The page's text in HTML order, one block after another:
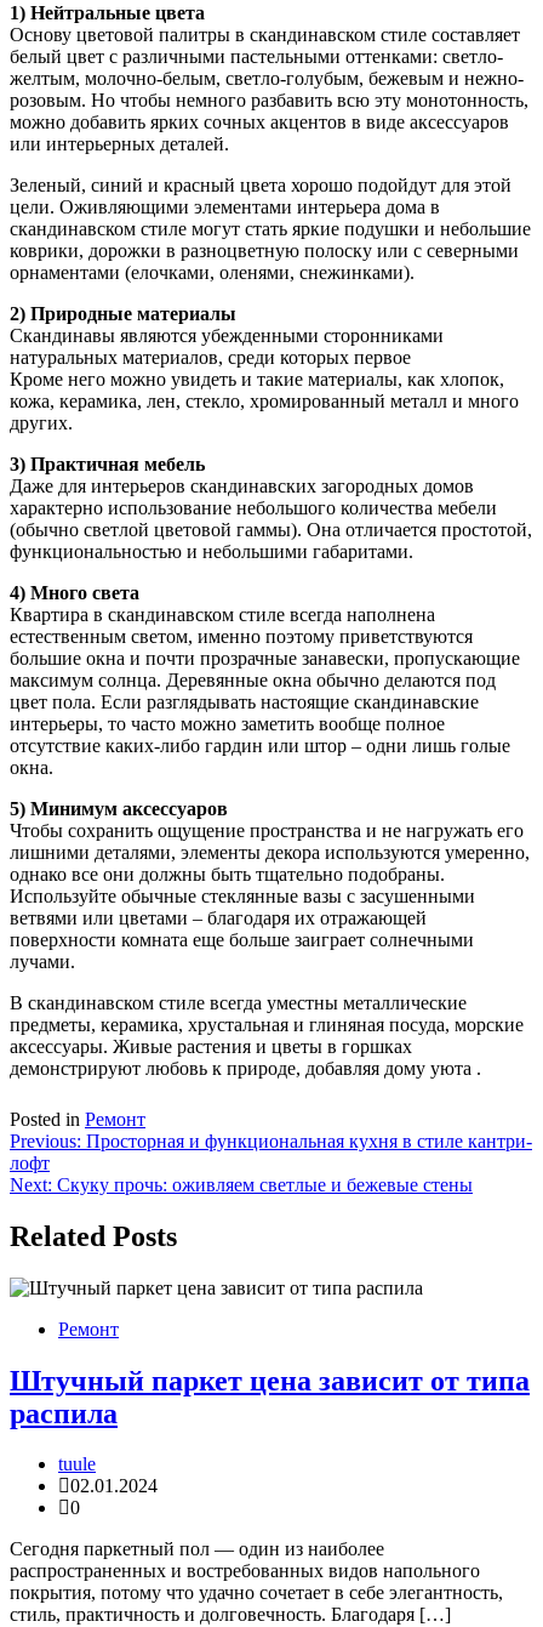
1) Нейтральные цвета
Основу цветовой палитры в скандинавском стиле составляет
белый цвет с различными пастельными оттенками: светло-
желтым, молочно-белым, светло-голубым, бежевым и нежно-
розовым. Но чтобы немного разбавить всю эту монотонность,
можно добавить ярких сочных акцентов в виде аксессуаров
или интерьерных деталей.
Зеленый, синий и красный цвета хорошо подойдут для этой
цели. Оживляющими элементами интерьера дома в
скандинавском стиле могут стать яркие подушки и небольшие
коврики, дорожки в разноцветную полоску или с северными
орнаментами (елочками, оленями, снежинками).
2) Природные материалы
Скандинавы являются убежденными сторонниками
натуральных материалов, среди которых первое
Кроме него можно увидеть и такие материалы, как хлопок,
кожа, керамика, лен, стекло, хромированный металл и много
других.
3) Практичная мебель
Даже для интерьеров скандинавских загородных домов
характерно использование небольшого количества мебели
(обычно светлой цветовой гаммы). Она отличается простотой,
функциональностью и небольшими габаритами.
4) Много света
Квартира в скандинавском стиле всегда наполнена
естественным светом, именно поэтому приветствуются
большие окна и почти прозрачные занавески, пропускающие
максимум солнца. Деревянные окна обычно делаются под
цвет пола. Если разглядывать настоящие скандинавские
интерьеры, то часто можно заметить вообще полное
отсутствие каких-либо гардин или штор – одни лишь голые
окна.
5) Минимум аксессуаров
Чтобы сохранить ощущение пространства и не нагружать его
лишними деталями, элементы декора используются умеренно,
однако все они должны быть тщательно подобраны.
Используйте обычные стеклянные вазы с засушенными
ветвями или цветами – благодаря их отражающей
поверхности комната еще больше заиграет солнечными
лучами.
В скандинавском стиле всегда уместны металлические
предметы, керамика, хрустальная и глиняная посуда, морские
аксессуары. Живые растения и цветы в горшках
демонстрируют любовь к природе, добавляя дому уюта .
Posted in Ремонт
Навигация
по
Previous: Просторная и функциональная кухня в стиле кантри-
лофт
Next: Скуку прочь: оживляем светлые и бежевые стены
Related Posts
Ремонт
Штучный паркет цена зависит от типа
распила
tuule
02.01.2024
0
Сегодня паркетный пол — один из наиболее
распространенных и востребованных видов напольного
покрытия, потому что удачно сочетает в себе элегантность,
стиль, практичность и долговечность. Благодаря […]